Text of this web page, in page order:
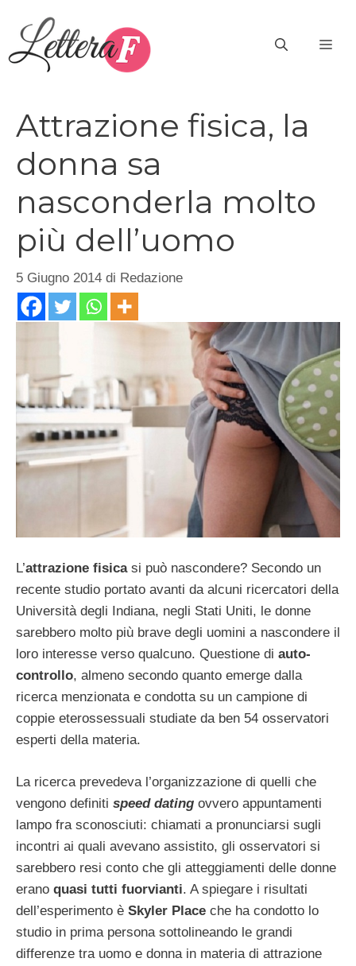
contenuto
Attrazione fisica, la
donna sa
nasconderla molto
più dell’uomo
5 Giugno 2014 di Redazione
L’attrazione fisicasi può nascondere? Secondo un
recente studio portato avanti da alcuni ricercatori della
Università degli Indiana, negli Stati Uniti, le donne
sarebbero molto più brave degli uomini a nascondere il
loro interesse verso qualcuno. Questione di auto-
controllo, almeno secondo quanto emerge dalla
ricerca menzionata e condotta su un campione di
coppie eterossessuali studiate da ben 54 osservatori
esperti della materia.
La ricerca prevedeva l’organizzazione di quelli che
vengono definiti speed dating ovvero appuntamenti
lampo fra sconosciuti: chiamati a pronunciarsi sugli
incontri ai quali avevano assistito, gli osservatori si
sarebbero resi conto che gli atteggiamenti delle donne
erano quasi tutti fuorvianti. A spiegare i risultati
dell’esperimento è Skyler Place che ha condotto lo
studio in prima persona sottolineando le grandi
differenze tra uomo e donna in materia di attrazione